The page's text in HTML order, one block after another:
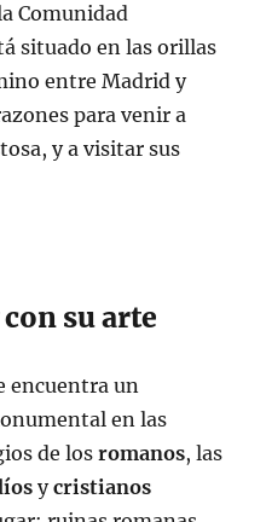
Comunidad
situado en las orillas
entre Madrid y
para venir a
y a visitar sus
su arte
encuentra un
en las
de losromanos, las
ycristianos